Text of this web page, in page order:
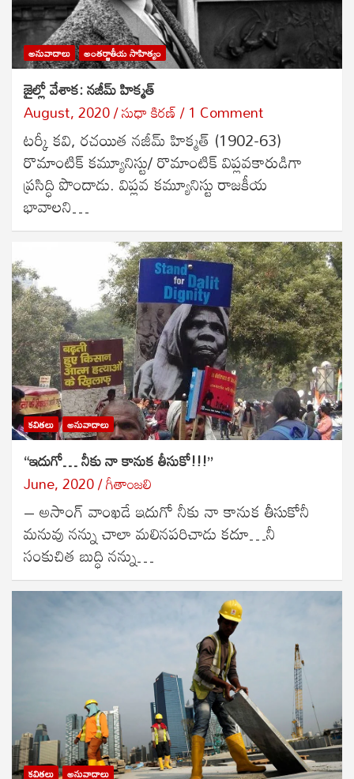
అనువాదాలు అంతర్జాతీయ సాహిత్యం
జైల్లో వేశాక: నజీమ్ హిక్మత్
August, 2020 సుధా కిరణ్ 1 Comment
టర్కీ కవి, రచయిత నజీమ్ హిక్మత్ (1902-63)
రొమాంటిక్ కమ్యూనిస్టు/ రొమాంటిక్ విప్లవకారుడిగా
ప్రసిద్ధి పొందాడు. విప్లవ కమ్యూనిస్టు రాజకీయ
భావాలని…
కవితలు అనువాదాలు
“ఇదుగో… నీకు నా కానుక తీసుకో!!!”
June, 2020 గీతాంజలి
– అసాంగ్ వాంఖడే ఇదుగో నీకు నా కానుక తీసుకోనీ
మనువు నన్ను చాలా మలినపరిచాడు కదూ…నీ
సంకుచిత బుద్ధి నన్ను…
కవితలు అనువాదాలు